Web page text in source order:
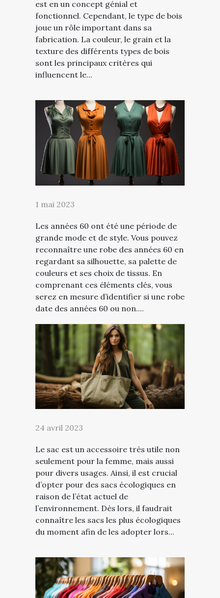
est en un concept génial et
fonctionnel. Cependant, le type de bois
joue un rôle important dans sa
fabrication. La couleur, le grain et la
texture des différents types de bois
sont les principaux critères qui
influencent le...
1 mai 2023
Les années 60 ont été une période de
grande mode et de style. Vous pouvez
reconnaître une robe des années 60 en
regardant sa silhouette, sa palette de
couleurs et ses choix de tissus. En
comprenant ces éléments clés, vous
serez en mesure d’identifier si une robe
date des années 60 ou non....
24 avril 2023
Le sac est un accessoire très utile non
seulement pour la femme, mais aussi
pour divers usages. Ainsi, il est crucial
d’opter pour des sacs écologiques en
raison de l’état actuel de
l’environnement. Dès lors, il faudrait
connaître les sacs les plus écologiques
du moment afin de les adopter lors...